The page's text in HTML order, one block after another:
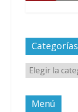
Categorías
Categorías
Menú